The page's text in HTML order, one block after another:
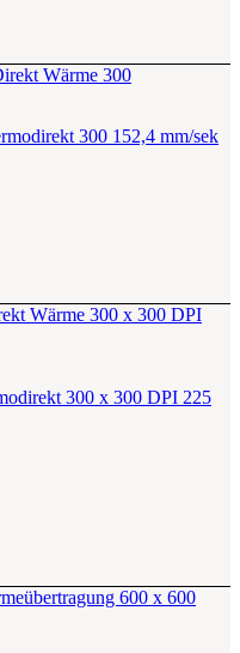
300 152,4 mm/sek
300 x 300 DPI 225